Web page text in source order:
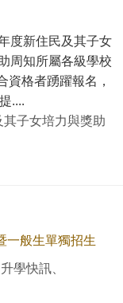
度新住民及其子女
周知所屬各級學校
格者踴躍報名，
....
子女培力與獎助
一般生單獨招生
學快訊、